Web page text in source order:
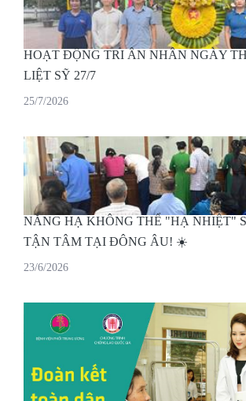
HOẠT ĐỘNG TRI ÂN NHÂN NGÀY
LIỆT SỸ 27/7
25/7/2026
NẮNG HẠ KHÔNG THỂ "HẠ NHIỆT"
TẬN TÂM TẠI ĐÔNG ÂU! ☀️
23/6/2026